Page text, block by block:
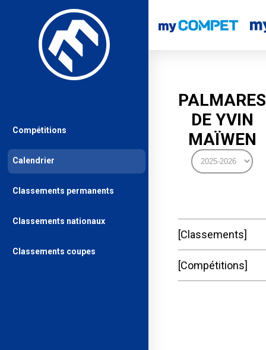
PALMARES
DE YVIN
MAÏWEN
Classements
Compétitions
Compétitions
Calendrier
Classements permanents
Classements nationaux
Classements coupes